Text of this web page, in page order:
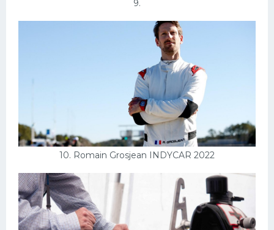
9.
10. Romain Grosjean INDYCAR 2022